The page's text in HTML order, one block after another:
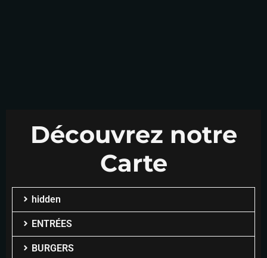
Découvrez notre
Carte
hidden
ENTRÉES
BURGERS